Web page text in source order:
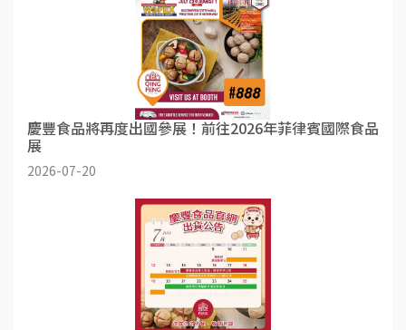
慶豐食品將再度出國參展！前往2026年菲律賓國際食品
展
2026-07-20